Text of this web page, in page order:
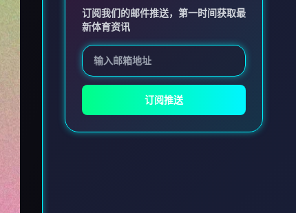
订阅我们的邮件推送，第一时间获取最
新体育资讯
订阅推送